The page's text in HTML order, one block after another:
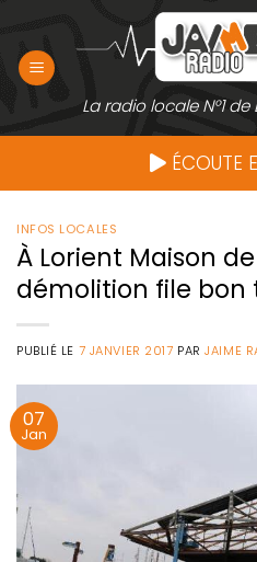
contenu
La radio locale N°1
ÉCOUTE
INFOS LOCALES
À Lorient Maison
démolition file bon
PUBLIÉ LE 7 JANVIER 2017 PARJAIME
07
Jan